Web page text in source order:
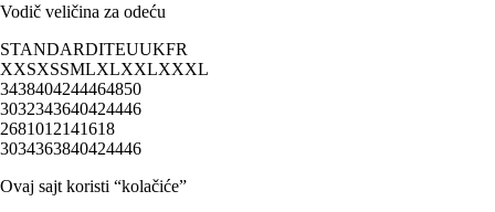
Vodič veličina za odeću
STANDARDITEUUKFR
XXSXSSMLXLXXLXXXL
3438404244464850
3032343640424446
2681012141618
3034363840424446
Ovaj sajt koristi “kolačiće”